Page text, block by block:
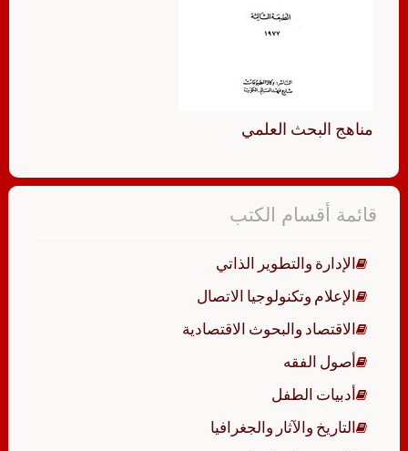
مناهج البحث العلمي
قائمة أقسام الكتب
الإدارة والتطوير الذاتي
الإعلام وتكنولوجيا الاتصال
الاقتصاد والبحوث الاقتصادية
أصول الفقه
أدبيات الطفل
التاريخ والآثار والجغرافيا